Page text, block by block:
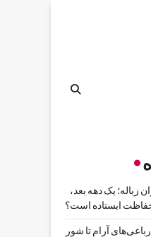
زباله؛ یک دهه بعد،
ایستاده است؟
آرام تا شور